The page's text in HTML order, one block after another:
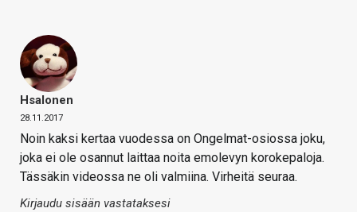
Hsalonen
28.11.2017
Noin kaksi kertaa vuodessa on Ongelmat-osiossa joku,
joka ei ole osannut laittaa noita emolevyn korokepaloja.
Tässäkin videossa ne oli valmiina. Virheitä seuraa.
Kirjaudu sisään vastataksesi